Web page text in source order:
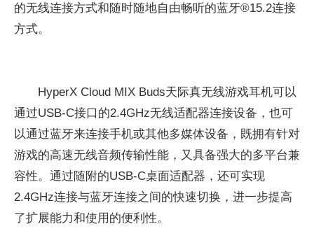
的无线连接方式和随时随地自由畅听的蓝牙®15.2连接
方式。
HyperX Cloud MIX Buds天际真无线游戏耳机可以
通过USB-C接口的2.4GHz无线适配器连接设备，也可
以通过蓝牙来连接手机或其他多媒体设备，既拥有针对
游戏的高速无线音频传输性能，又具备强大的多平台兼
容性。通过随附的USB-C桌面适配器，还可实现
2.4GHz连接与蓝牙连接之间的快速切换，进一步提高
了扩展能力和使用的便利性。